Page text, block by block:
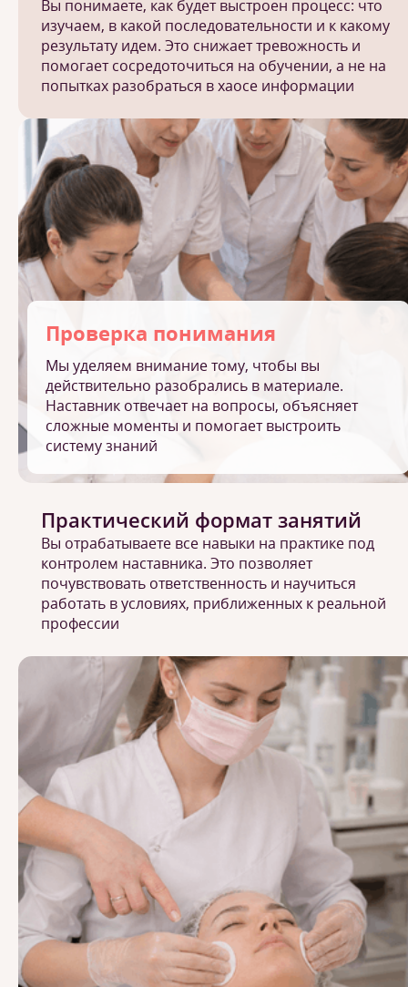
Вы понимаете, как будет выстроен процесс: что
изучаем, в какой последовательности и к какому
результату идем. Это снижает тревожность и
помогает сосредоточиться на обучении, а не на
попытках разобраться в хаосе информации
Проверка понимания
Мы уделяем внимание тому, чтобы вы
действительно разобрались в материале.
Наставник отвечает на вопросы, объясняет
сложные моменты и помогает выстроить
систему знаний
Практический формат занятий
Вы отрабатываете все навыки на практике под
контролем наставника. Это позволяет
почувствовать ответственность и научиться
работать в условиях, приближенных к реальной
профессии